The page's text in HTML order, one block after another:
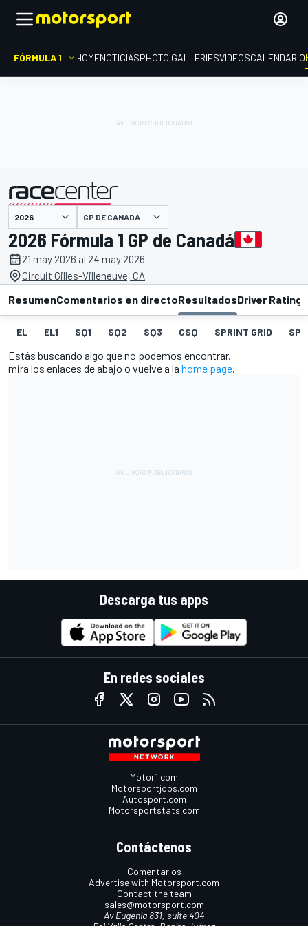
FÓRMULA 1 HOMENOTICIASPHOTO GALLERIESVIDEOSCALENDARIO
presentado por GP DE CANADÁ
2026 Fórmula 1 GP de Canadá
21 may 2026 al 24 may 2026
Circuit Gilles-Villeneuve, CA
ResumenComentarios en directoResultadosDriver Ratings
EL EL1 SQ1 SQ2 SQ3 CSQ SPRINT GRID
Estás buscando algo que no podemos encontrar.
mira los enlaces de abajo o vuelve a la home page.
Descarga tus apps
En redes sociales
Motor1.com
Motorsportjobs.com
Autosport.com
Motorsportstats.com
Contáctenos
Comentarios
Advertise with Motorsport.com
Contact the team
sales@motorsport.com
Av Eugenia 831, suite 404